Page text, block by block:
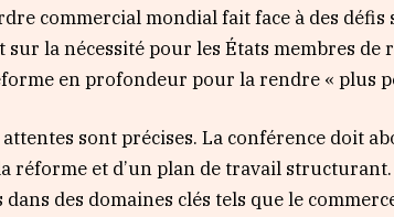
commercial mondial fait face à des
la nécessité pour les États membres de
en profondeur pour la rendre « plus
sont précises. La conférence doit
réforme et d’un plan de travail
des domaines clés tels que le